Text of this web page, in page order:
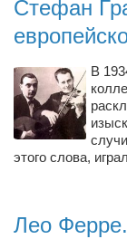
Стефан
В
этого слова, играл
Лео